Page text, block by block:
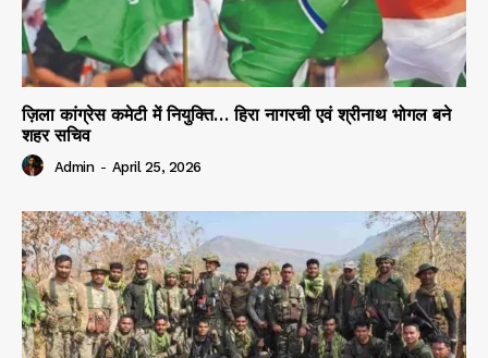
ज़िला कांग्रेस कमेटी में नियुक्ति… हिरा नागरची एवं श्रीनाथ भोगल बने
शहर सचिव
Admin - April 25, 2026